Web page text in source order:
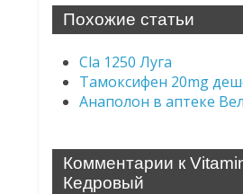
Похожие статьи
Cla 1250 Луга
Тамоксифен 20mg
Анаполон в аптеке
Комментарии к
Кедровый